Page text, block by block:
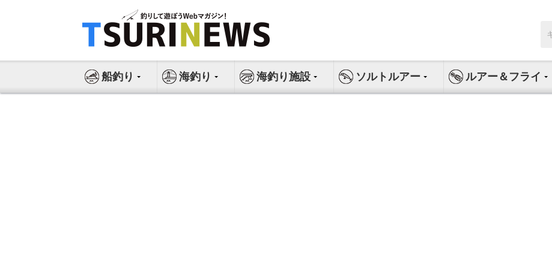
ス
索:
船釣り 海釣り 海釣り施設 ソルトルアー ルアー＆フライ